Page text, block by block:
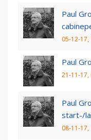
Paul
05-12-17,
Paul
21-11-17,
Paul
start-/
08-11-17,